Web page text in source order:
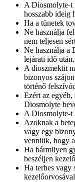
A Diosmolyte-t
hosszabb ideig
Ha a tünetek
Ne használja
nem teljesen
Ne használja a
lejárati idő után.
A dioszmektit
bizonyos
történő
Ezért az egyéb,
Diosmolyte
A Diosmolyte-t
Azoknak a
vagy egy
venniük, hogy
Ha bármilyen
beszéljen
Ha terhes vagy